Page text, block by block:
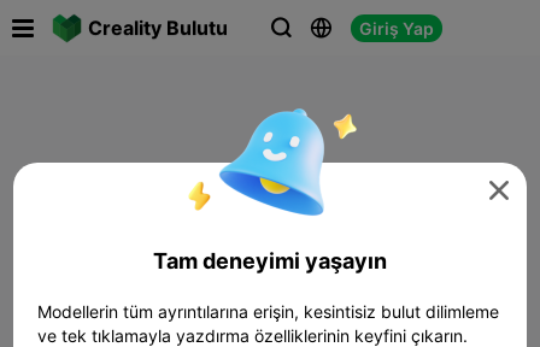
Creality Bulutu   Giriş Yap

Tam deneyimi yaşayın
Modellerin tüm ayrıntılarına erişin, kesintisiz bulut dilimleme
ve tek tıklamayla yazdırma özelliklerinin keyfini çıkarın.